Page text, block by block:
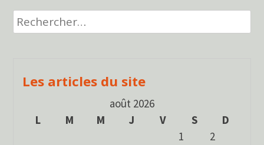
Rechercher :
Les articles du site
août 2026
L
M M J V S
D
1
2